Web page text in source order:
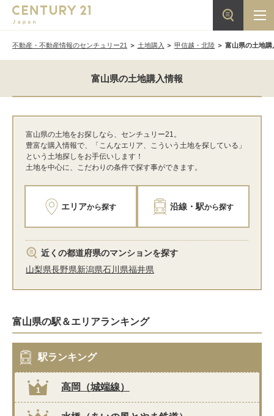
不動産・不動産情報のセンチュリー21 土地購入 甲信越・北陸 富山県の土地購
富山県の土地購入情報
富山県の土地をお探しなら、センチュリー21。
豊富な購入情報で、「こんなエリア、こういう土地を探している」
という土地探しをお手伝いします！
土地を中心に、こだわりの条件で探す事ができます。
エリアから探す 沿線・駅から探す
近くの都道府県のマンションを探す
山梨県長野県新潟県石川県福井県
富山県の駅＆エリアランキング
駅ランキング
1 高岡（城端線）